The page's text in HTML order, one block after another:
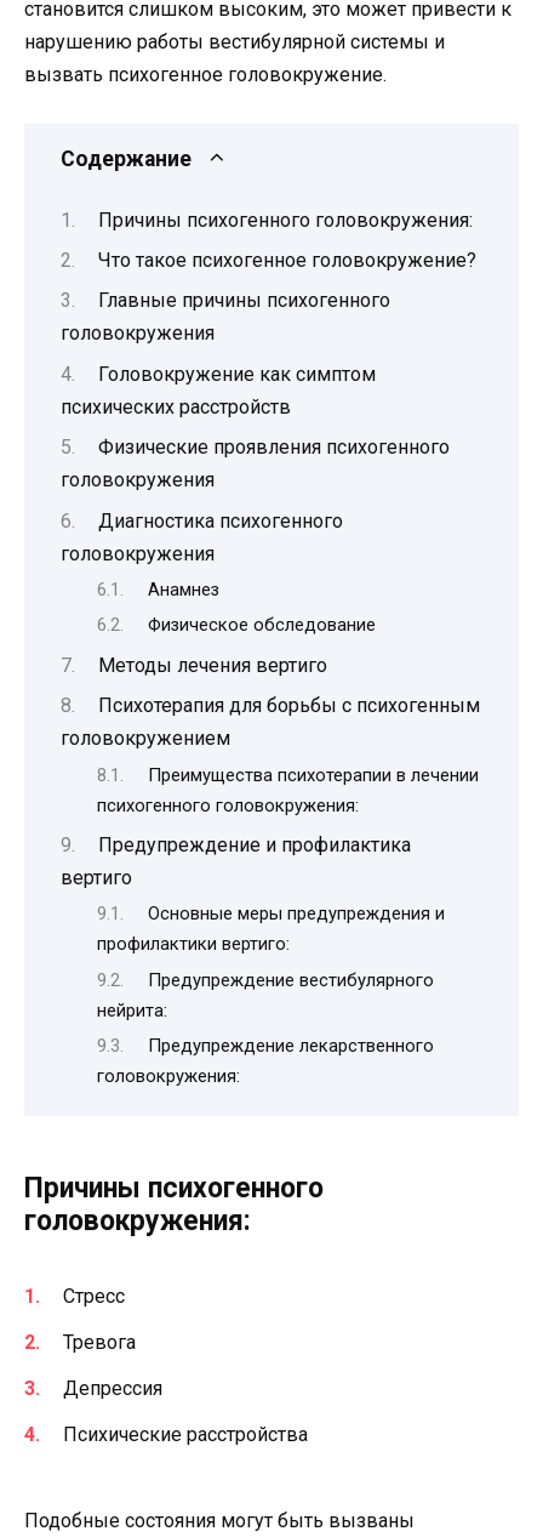
становится слишком высоким, это может привести к
нарушению работы вестибулярной системы и
вызвать психогенное головокружение.
Содержание
Причины психогенного головокружения:
Что такое психогенное головокружение?
Главные причины психогенного
головокружения
Головокружение как симптом
психических расстройств
Физические проявления психогенного
головокружения
Диагностика психогенного
головокружения
Анамнез
Физическое обследование
Методы лечения вертиго
Психотерапия для борьбы с психогенным
головокружением
Преимущества психотерапии в лечении
психогенного головокружения:
Предупреждение и профилактика
вертиго
Основные меры предупреждения и
профилактики вертиго:
Предупреждение вестибулярного
нейрита:
Предупреждение лекарственного
головокружения:
Причины психогенного
головокружения:
Стресс
Тревога
Депрессия
Психические расстройства
Подобные состояния могут быть вызваны